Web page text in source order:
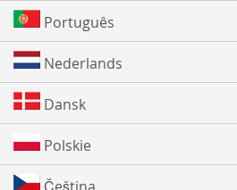
Português
Nederlands
Dansk
Polskie